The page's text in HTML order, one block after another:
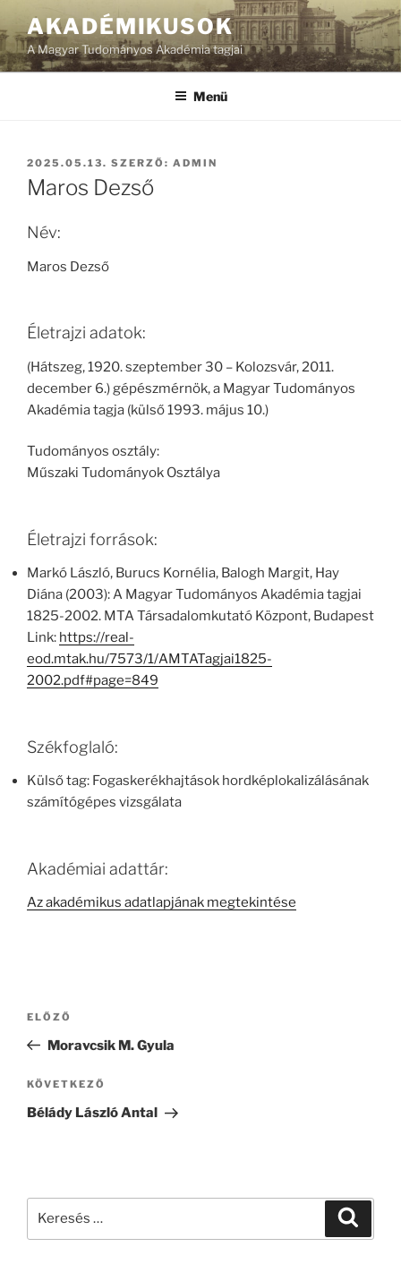
AKADÉMIKUSOK
A Magyar Tudományos Akadémia tagjai
Menü
BEKÜLDVE:
2025.05.13. SZERZŐ: ADMIN
Maros Dezső
Név:
Maros Dezső
Életrajzi adatok:
(Hátszeg, 1920. szeptember 30 – Kolozsvár, 2011.
december 6.) gépészmérnök, a Magyar Tudományos
Akadémia tagja (külső 1993. május 10.)
Tudományos osztály:
Műszaki Tudományok Osztálya
Életrajzi források:
Markó László, Burucs Kornélia, Balogh Margit, Hay
Diána (2003): A Magyar Tudományos Akadémia tagjai
1825-2002. MTA Társadalomkutató Központ, Budapest
Link: https://real-
eod.mtak.hu/7573/1/AMTATagjai1825-
2002.pdf#page=849
Székfoglaló:
Külső tag: Fogaskerékhajtások hordképlokalizálásának
számítógépes vizsgálata
Akadémiai adattár:
Az akadémikus adatlapjának megtekintése
Bejegyzés
Korábbi
bejegyzés
ELŐZŐ
Moravcsik M. Gyula
Következő
bejegyzés
KÖVETKEZŐ
Bélády László Antal